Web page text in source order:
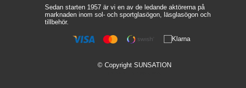
Sedan starten 1957 är vi en av de ledande aktörerna på
marknaden inom sol- och sportglasögon, läsglasögon och
tillbehör.
© Copyright SUNSATION